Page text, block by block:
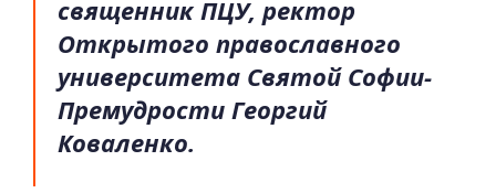
священник ПЦУ, ректор
Открытого православного
университета Святой Софии-
Премудрости Георгий
Коваленко.